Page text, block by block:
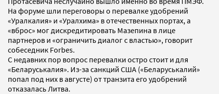
На форуме шли переговоры о перевалке удобрений
«Уралкалия» и «Уралхима» в отечественных портах, а
«вброс» мог дискредитировать Мазепина в лице
партнеров и «ограничить диалог с властью», говорит
собеседник Forbes.
С недавних пор вопрос перевалки остро стоит и для
«Беларуськалия». Из-за санкций США («Беларуськалий»
попал под них в августе) от транзита его удобрений
отказалась Литва.